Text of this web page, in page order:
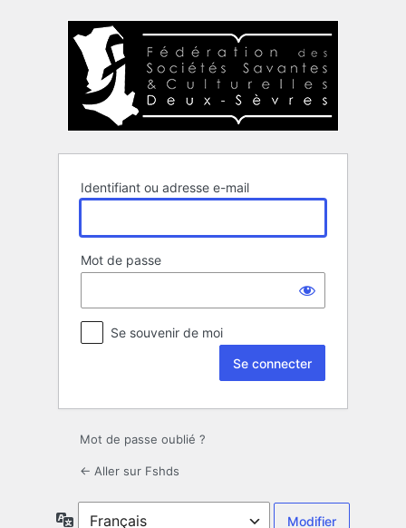
connecter
Identifiant ou adresse e-mail
Mot de passe
Se souvenir de moi
Mot de passe oublié ?
← Aller sur Fshds
Langue